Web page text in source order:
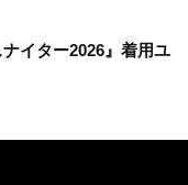
イター2026』着用ユ